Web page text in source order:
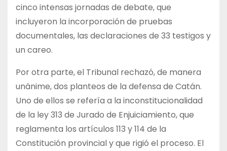
cinco intensas jornadas de debate, que
incluyeron la incorporación de pruebas
documentales, las declaraciones de 33 testigos y
un careo.
Por otra parte, el Tribunal rechazó, de manera
unánime, dos planteos de la defensa de Catán.
Uno de ellos se refería a la inconstitucionalidad
de la ley 313 de Jurado de Enjuiciamiento, que
reglamenta los artículos 113 y 114 de la
Constitución provincial y que rigió el proceso. El